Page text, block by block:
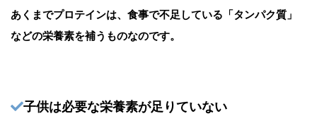
あくまでプロテインは、食事で不足している「タンパク質」
などの栄養素を補うものなのです。
子供は必要な栄養素が足りていない